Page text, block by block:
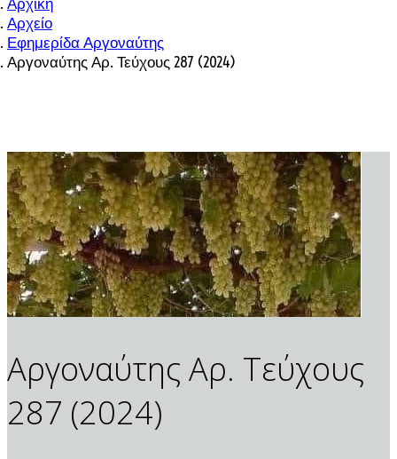
Αρχείο
Εφημερίδα Αργοναύτης
Αργοναύτης Αρ. Τεύχους 287 (2024)
Αργοναύτης Αρ. Τεύχους
287 (2024)